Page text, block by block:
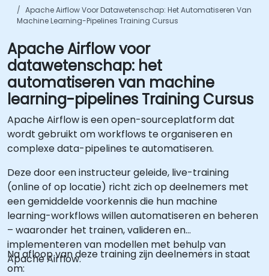
Apache Airflow Voor Datawetenschap: Het Automatiseren Van
Machine Learning-Pipelines Training Cursus
Apache Airflow voor
datawetenschap: het
automatiseren van machine
learning-pipelines Training Cursus
Apache Airflow is een open-sourceplatform dat
wordt gebruikt om workflows te organiseren en
complexe data-pipelines te automatiseren.
Deze door een instructeur geleide, live-training
(online of op locatie) richt zich op deelnemers met
een gemiddelde voorkennis die hun machine
learning-workflows willen automatiseren en beheren
– waaronder het trainen, valideren en
implementeren van modellen met behulp van
Apache Airflow.
Na afloop van deze training zijn deelnemers in staat
om: